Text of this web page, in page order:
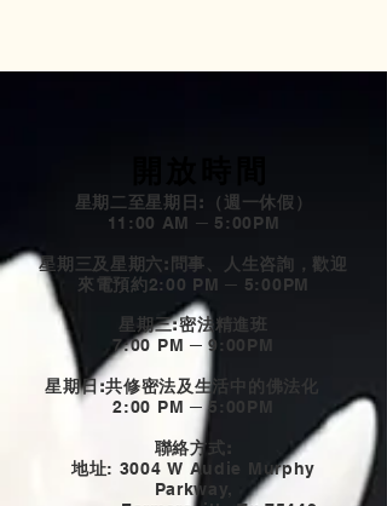
星期二至星期日:（週一休假）
11:00 AM ─ 5:00PM
星期三及星期六:問事、人生咨詢，歡迎
來電預約2:00 PM ─ 5:00PM
星期三:密法精進班
7:00 PM ─ 9:00PM
星期日:共修密法及生活中的佛法化
2:00 PM ─ 5:00PM
聯絡方式:
地址: 3004 W Audie Murphy
Parkway,